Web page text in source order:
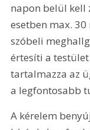
napon belül kell
esetben max.
szóbeli
értesíti a
tartalmazza az
a legfontosabb
A kérelem